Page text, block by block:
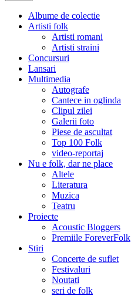
Albume de colectie
Artisti folk
Artisti romani
Artisti straini
Concursuri
Lansari
Multimedia
Autografe
Cantece in oglinda
Clipul zilei
Galerii foto
Piese de ascultat
Top 100 Folk
video-reportaj
Nu e folk, dar ne place
Altele
Literatura
Muzica
Teatru
Proiecte
Acoustic Bloggers
Premiile ForeverFolk
Stiri
Concerte de suflet
Festivaluri
Noutati
seri de folk